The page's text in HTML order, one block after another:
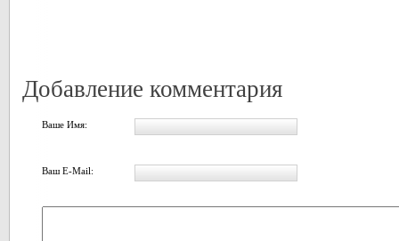
Добавление комментария
Ваше Имя:
Ваш E-Mail: